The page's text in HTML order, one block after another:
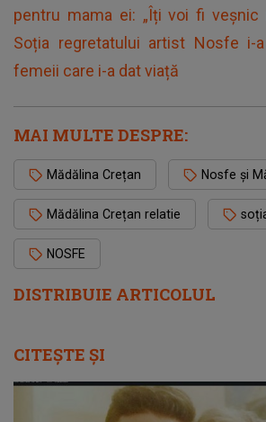
DISTRIBUIE ARTICOLUL
pentru mama ei: „Îți voi fi veșnic
Soția regretatului artist Nosfe i-
femeii care i-a dat viață
MAI MULTE DESPRE:
Mădălina Crețan Nosfe și
Mădălina Crețan relatie
NOSFE
CITEȘTE ȘI